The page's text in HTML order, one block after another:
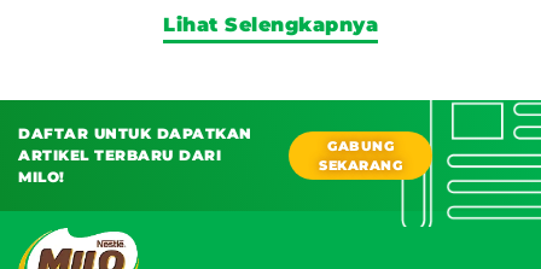
Lihat Selengkapnya
DAFTAR UNTUK DAPATKAN
ARTIKEL TERBARU DARI
MILO!
GABUNG
SEKARANG